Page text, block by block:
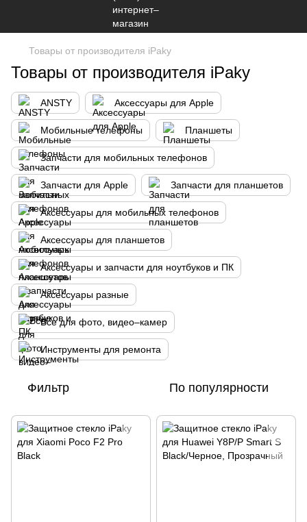
Товары от производителя iPaky
Товары от производителя iPaky
ANSTY Аксессуары для Apple
Мобильные телефоны Планшеты
Запчасти для мобильных телефонов
Запчасти для Apple Запчасти для планшетов
Аксессуары для мобильных телефонов
Аксессуары для планшетов
Аксессуары и запчасти для ноутбуков и ПК
Аксессуары разные
Все для фото, видео–камер
Инструменты для ремонта
Фильтр По популярности